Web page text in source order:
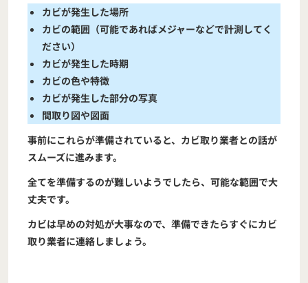
カビが発生した場所
カビの範囲（可能であればメジャーなどで計測してく
ださい）
カビが発生した時期
カビの色や特徴
カビが発生した部分の写真
間取り図や図面
事前にこれらが準備されていると、カビ取り業者との話が
スムーズに進みます。
全てを準備するのが難しいようでしたら、可能な範囲で大
丈夫です。
カビは早めの対処が大事なので、準備できたらすぐにカビ
取り業者に連絡しましょう。